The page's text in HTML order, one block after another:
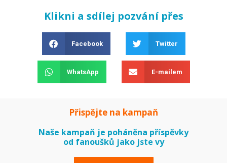
Klikni a sdílej pozvání přes
Facebook Twitter
WhatsApp E-mailem
Přispějte na kampaň
Naše kampaň je poháněna příspěvky
od fanoušků jako jste vy